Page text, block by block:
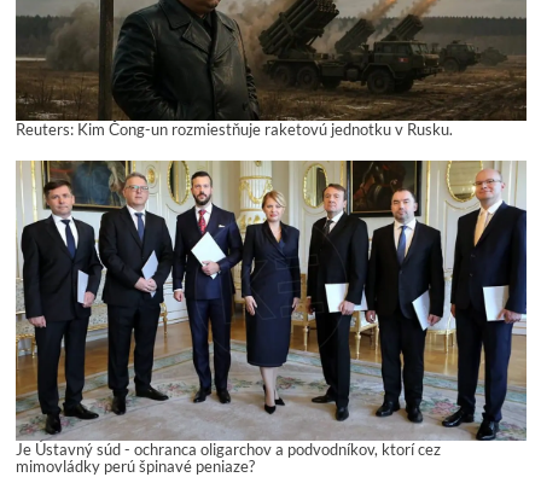
Reuters: Kim Čong-un rozmiestňuje raketovú jednotku v Rusku.
Je Ústavný súd - ochranca oligarchov a podvodníkov, ktorí cez
mimovládky perú špinavé peniaze?